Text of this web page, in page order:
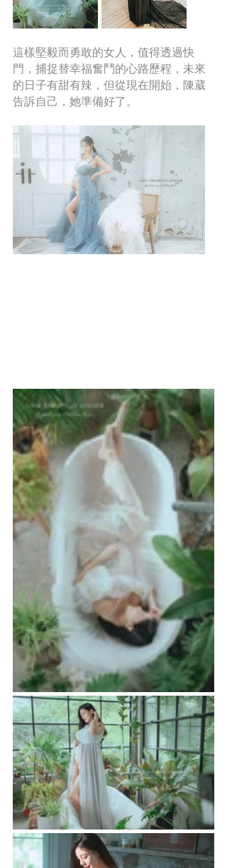
這樣堅毅而勇敢的女人，值得透過快
門，捕捉替幸福奮鬥的心路歷程，未來
的日子有甜有辣，但從現在開始，陳葳
告訴自己，她準備好了。